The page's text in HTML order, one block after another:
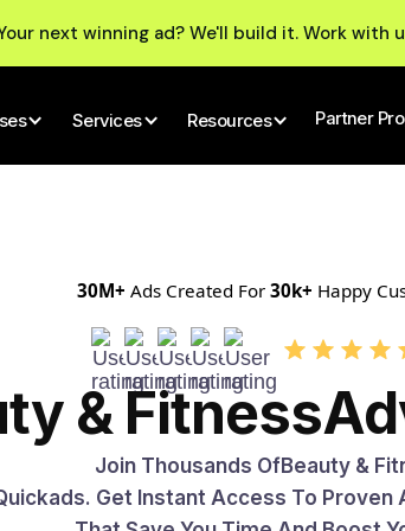
next winning ad? We'll build it. Work with
Services Resources Partner
30M+ Ads Created For 30k+ Happy
& Fitness
Join Thousands OfBeauty &
Get Instant Access To